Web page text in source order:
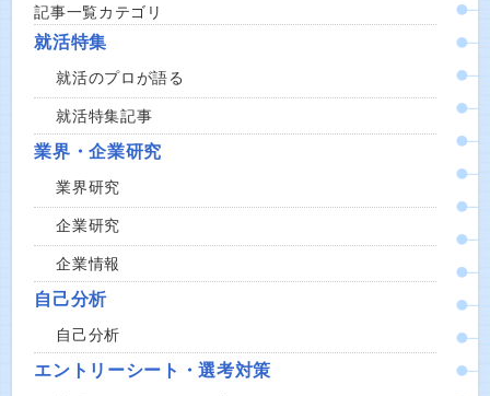
記事一覧カテゴリ
就活特集
就活のプロが語る
就活特集記事
業界・企業研究
業界研究
企業研究
企業情報
自己分析
自己分析
エントリーシート・選考対策